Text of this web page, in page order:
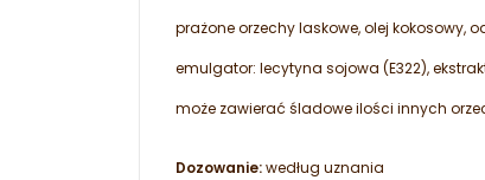
prażone orzechy laskowe, olej kokosowy,
emulgator: lecytyna sojowa (E322),
może zawierać śladowe ilości innych
Dozowanie:według uznania